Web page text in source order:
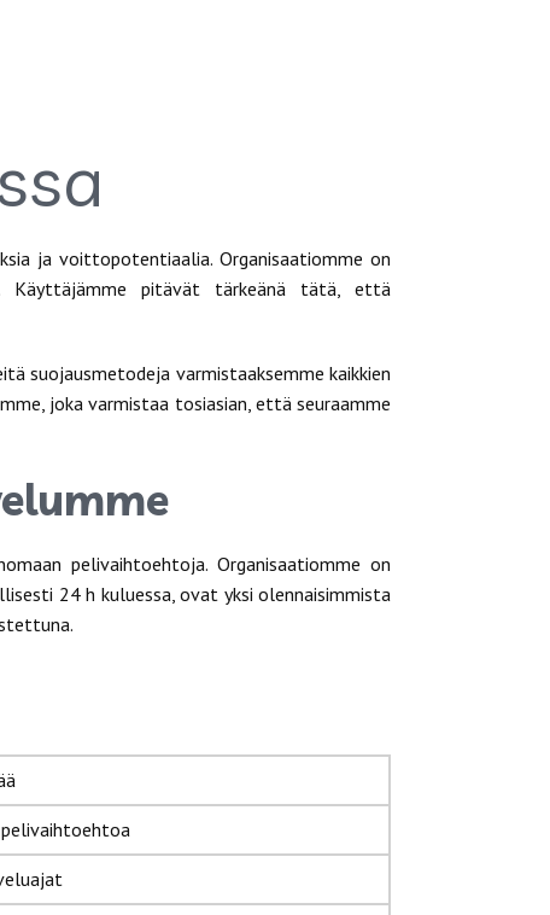
ja voittopotentiaalia. Organisaatiomme on
Käyttäjämme pitävät tärkeänä tätä, että
suojausmetodeja varmistaaksemme kaikkien
joka varmistaa tosiasian, että seuraamme
pelivaihtoehtoja. Organisaatiomme on
24 h kuluessa, ovat yksi olennaisimmista